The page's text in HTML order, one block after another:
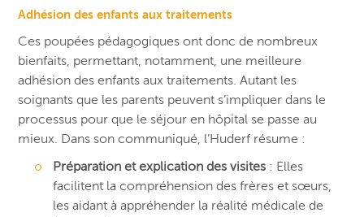
Adhésion des enfants aux traitements
Ces poupées pédagogiques ont donc de nombreux
bienfaits, permettant, notamment, une meilleure
adhésion des enfants aux traitements.Autant les
soignants que les parents peuvent s’impliquer dans le
processus pour que le séjour en hôpital se passe au
mieux. Dans son communiqué, l’Huderf résume :
Préparation et explication des visites : Elles
facilitent la compréhension des frères et sœurs,
les aidant à appréhender la réalité médicale de